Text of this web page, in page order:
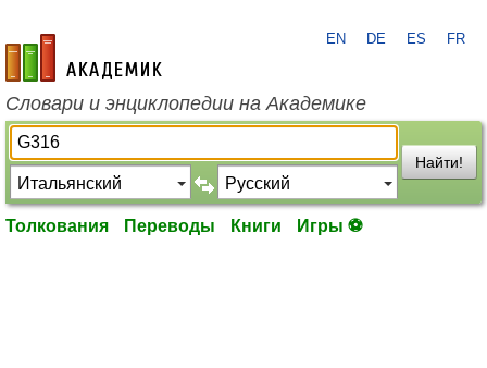
academic.ru
EN DE ES FR
Словари и энциклопедии на Академике
Найти!
Толкования Переводы Книги Игры ⚽